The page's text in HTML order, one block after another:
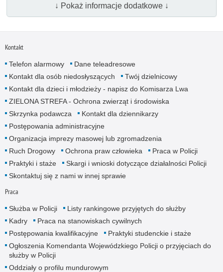
↓ Pokaż informacje dodatkowe ↓
Kontakt
Telefon alarmowy
Dane teleadresowe
Kontakt dla osób niedosłyszących
Twój dzielnicowy
Kontakt dla dzieci i młodzieży - napisz do Komisarza Lwa
ZIELONA STREFA - Ochrona zwierząt i środowiska
Skrzynka podawcza
Kontakt dla dziennikarzy
Postępowania administracyjne
Organizacja imprezy masowej lub zgromadzenia
Ruch Drogowy
Ochrona praw człowieka
Praca w Policji
Praktyki i staże
Skargi i wnioski dotyczące działalności Policji
Skontaktuj się z nami w innej sprawie
Praca
Służba w Policji
Listy rankingowe przyjętych do służby
Kadry
Praca na stanowiskach cywilnych
Postępowania kwalifikacyjne
Praktyki studenckie i staże
Ogłoszenia Komendanta Wojewódzkiego Policji o przyjęciach do
służby w Policji
Oddziały o profilu mundurowym